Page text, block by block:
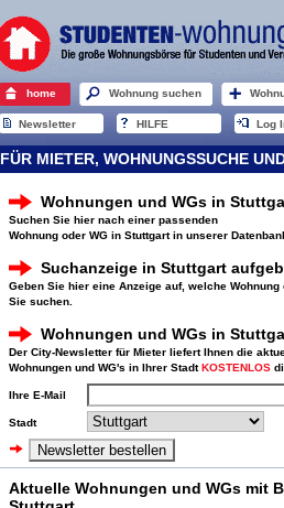
home Wohnung suchen
Newsletter HILFE Log
FÜR MIETER, WOHNUNGSSUCHE
Wohnungen und WGs in
Suchen Sie hier nach einer passenden
Wohnung oder WG in Stuttgart in unserer
Suchanzeige in Stuttgart
Geben Sie hier eine Anzeige auf, welche Wohnung
Sie suchen.
Wohnungen und WGs in
Der City-Newsletter für Mieter liefert Ihnen die
Wohnungen und WG's in Ihrer StadtKOSTENLOS
Ihre E-Mail
Stadt
Aktuelle Wohnungen und WGs mit